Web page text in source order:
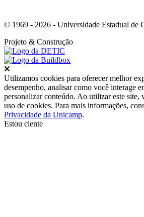
© 1969 - 2026 - Universidade Estadual de
Projeto & Construção
Utilizamos cookies para oferecer melhor
desempenho, analisar como você interage
personalizar conteúdo. Ao utilizar este site,
uso de cookies. Para mais informações,
Privacidade da Unicamp.
Estou ciente